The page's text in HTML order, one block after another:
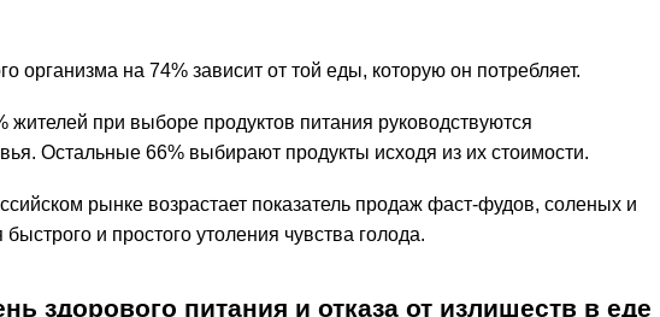
организма на 74% зависит от той еды, которую он потребляет.
жителей при выборе продуктов питания руководствуются
Остальные 66% выбирают продукты исходя из их стоимости.
рынке возрастает показатель продаж фаст-фудов, соленых и
и простого утоления чувства голода.
здорового питания и отказа от излишеств в еде